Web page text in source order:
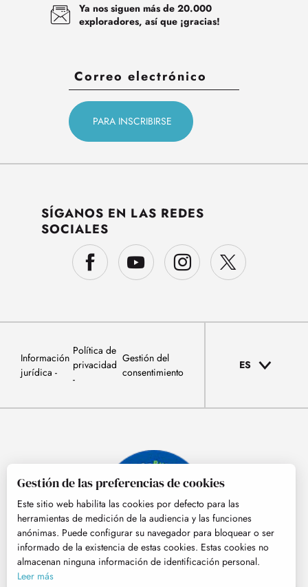
Ya nos siguen más de 20.000
exploradores, así que ¡gracias!
SÍGANOS EN LAS REDES
SOCIALES
Información
jurídica
Política de
privacidad
Gestión del
consentimiento
ES
© Tourisme Hautes-Pyrénées
Gestión de las preferencias de cookies
Este sitio web habilita las cookies por defecto para las
herramientas de medición de la audiencia y las funciones
anónimas. Puede configurar su navegador para bloquear o ser
informado de la existencia de estas cookies. Estas cookies no
almacenan ninguna información de identificación personal.
Leer más